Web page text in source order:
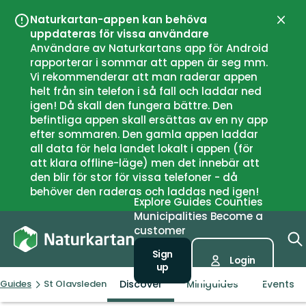
Naturkartan-appen kan behöva
uppdateras för vissa användare
Användare av Naturkartans app för Android
rapporterar i sommar att appen är seg mm.
Vi rekommenderar att man raderar appen
helt från sin telefon i så fall och laddar ned
igen! Då skall den fungera bättre. Den
befintliga appen skall ersättas av en ny app
efter sommaren. Den gamla appen laddar
all data för hela landet lokalt i appen (för
att klara offline-läge) men det innebär att
den blir för stor för vissa telefoner - då
behöver den raderas och laddas ned igen!
Close
Explore Guides Counties
Municipalities Become a
customer
Sign
up
Login
Guides St Olavsleden Discover Miniguides Events